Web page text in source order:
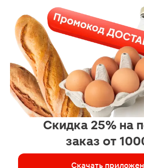
Скидка 25% на
заказ от
Скачать